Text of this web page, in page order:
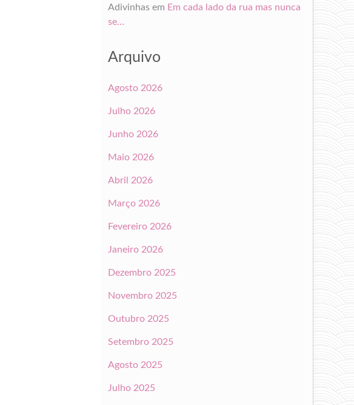
Adivinhasem Em cada lado da rua mas nunca
se…
Arquivo
Agosto 2026
Julho 2026
Junho 2026
Maio 2026
Abril 2026
Março 2026
Fevereiro 2026
Janeiro 2026
Dezembro 2025
Novembro 2025
Outubro 2025
Setembro 2025
Agosto 2025
Julho 2025